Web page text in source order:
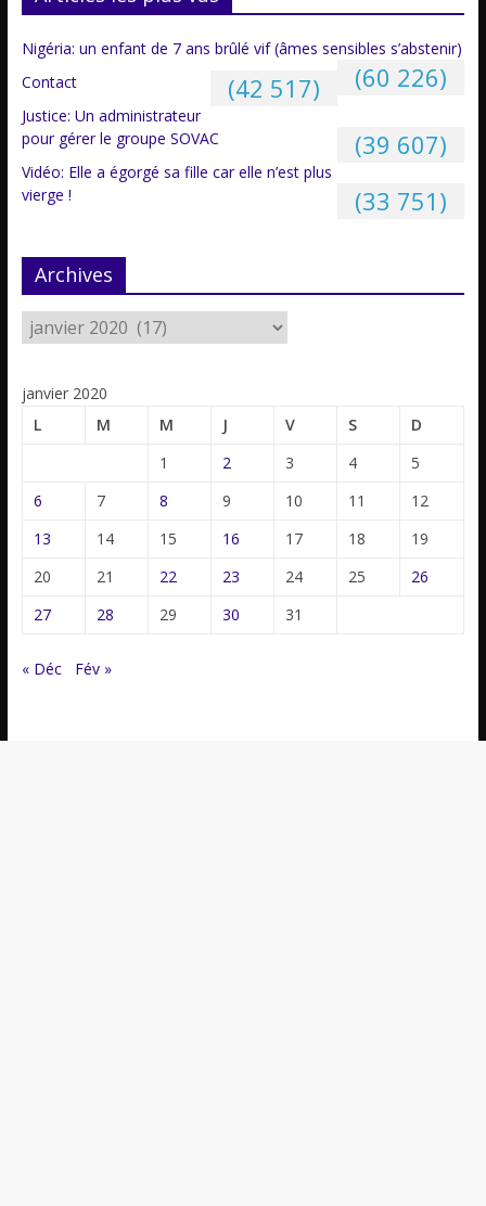
Nigéria: un enfant de 7 ans brûlé vif (âmes sensibles s’abstenir)
(60 226)
Contact (42 517)
Justice: Un administrateur
pour gérer le groupe SOVAC
(39 607)
Vidéo: Elle a égorgé sa fille car elle n’est plus
vierge !
(33 751)
Archives
janvier 2020
L
M M J V S
D
1
2 3 4
5
6
7 8 9 10 11
12
13
14 15 16 17 18
19
20
21 22 23 24 25
26
27
28 29 30 31
« Déc Fév »